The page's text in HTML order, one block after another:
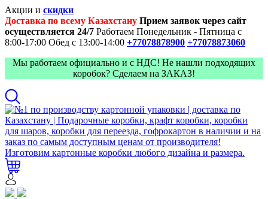
Акции и скидки
Доставка по всему Казахстану Прием заявок через сайт
осуществляется 24/7 Работаем Понедельник - Пятница с
8:00-17:00 Обед с 13:00-14:00 +77078878900 +77078873060
Мы работаем официально и с НДС! Не нашли подходящих
коробок? Сделаем на ЗАКАЗ!